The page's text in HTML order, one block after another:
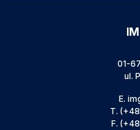
01-
ul.
E.
T.
F.